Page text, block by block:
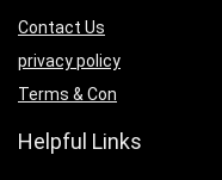
Contact Us
privacy policy
Terms & Con
Helpful Links